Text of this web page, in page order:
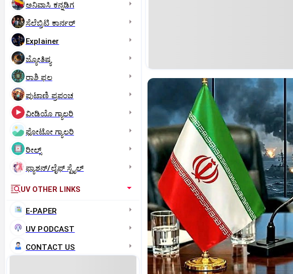
ಅನಿವಾಸಿ ಕನ್ನಡಿಗ
ಸೆಲೆಬ್ರಿಟಿ ಕಾರ್ನರ್‌
Explainer
ಜ್ಯೋತಿಷ್ಯ
ರಾಶಿ ಫಲ
ಪುಟಾಣಿ ಪ್ರಪಂಚ
ವೀಡಿಯೊ ಗ್ಯಾಲರಿ
ಫೋಟೋ ಗ್ಯಾಲರಿ
ರೀಲ್ಸ್
ಫ್ಯಾಶನ್/ಲೈಫ್‌ ಸ್ಟೈಲ್
UV OTHER LINKS
E-PAPER
UV PODCAST
CONTACT US